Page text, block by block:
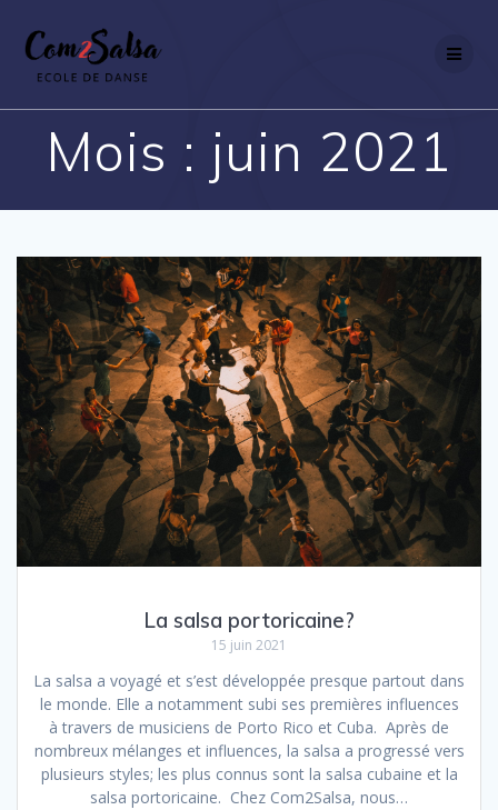
Mois : juin 2021
La salsa portoricaine?
15 juin 2021
La salsa a voyagé et s’est développée presque partout dans
le monde. Elle a notamment subi ses premières influences
à travers de musiciens de Porto Rico et Cuba. Après de
nombreux mélanges et influences, la salsa a progressé vers
plusieurs styles; les plus connus sont la salsa cubaine et la
salsa portoricaine. Chez Com2Salsa, nous…